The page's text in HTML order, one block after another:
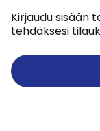
Kirjaudu sisään
tehdäksesi